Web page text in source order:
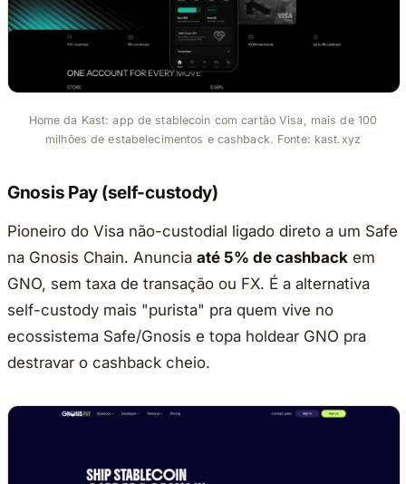
Home da Kast: app de stablecoin com cartão Visa, mais de 100
milhões de estabelecimentos e cashback. Fonte: kast.xyz
Gnosis Pay (self-custody)
Pioneiro do Visa não-custodial ligado direto a um Safe
na Gnosis Chain. Anuncia até 5% de cashback em
GNO, sem taxa de transação ou FX. É a alternativa
self-custody mais "purista" pra quem vive no
ecossistema Safe/Gnosis e topa holdear GNO pra
destravar o cashback cheio.